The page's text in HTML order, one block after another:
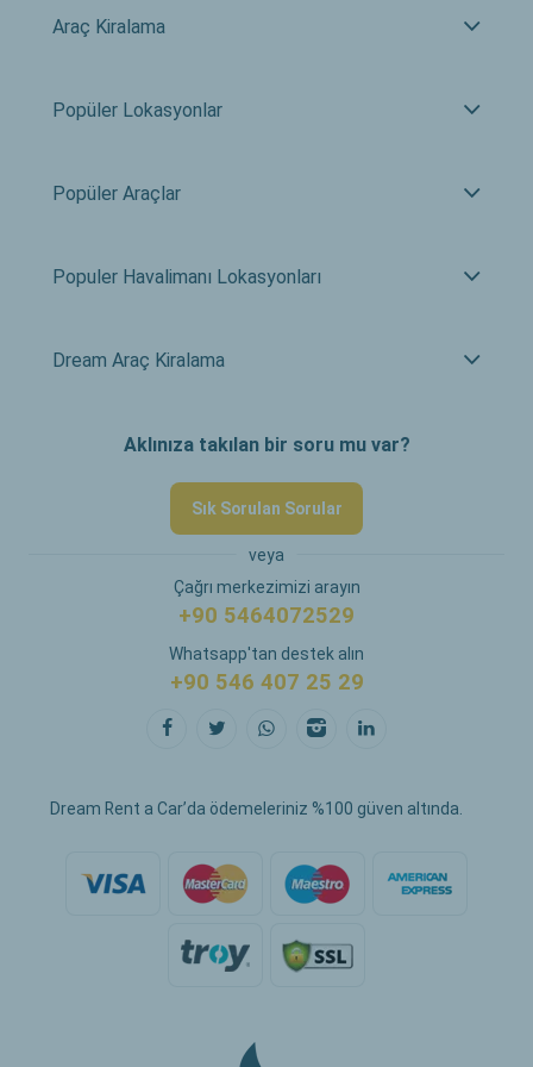
Araç Kiralama
Popüler Lokasyonlar
Popüler Araçlar
Populer Havalimanı Lokasyonları
Dream Araç Kiralama
Aklınıza takılan bir soru mu var?
Sık Sorulan Sorular
veya
Çağrı merkezimizi arayın
+90 5464072529
Whatsapp'tan destek alın
+90 546 407 25 29
Dream Rent a Car’da ödemeleriniz %100 güven altında.